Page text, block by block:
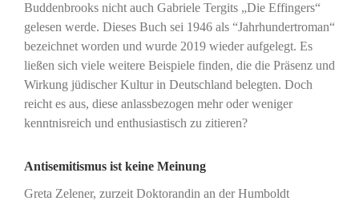
Buddenbrooks nicht auch Gabriele Tergits „Die Effingers“
gelesen werde. Dieses Buch sei 1946 als “Jahrhundertroman“
bezeichnet worden und wurde 2019 wieder aufgelegt. Es
ließen sich viele weitere Beispiele finden, die die Präsenz und
Wirkung jüdischer Kultur in Deutschland belegten. Doch
reicht es aus, diese anlassbezogen mehr oder weniger
kenntnisreich und enthusiastisch zu zitieren?
Antisemitismus ist keine Meinung
Greta Zelener, zurzeit Doktorandin an der Humboldt